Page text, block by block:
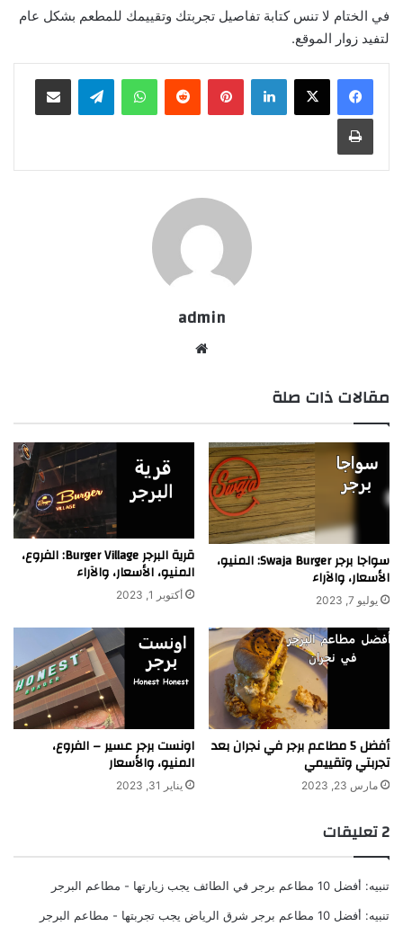
في الختام لا تنس كتابة تفاصيل تجربتك وتقييمك للمطعم بشكل عام
لتفيد زوار الموقع.
لينكدإن بينتيريست واتساب تيلقرام مشاركة عبر البريد
طباعة
admin
مقالات ذات صلة
سواجا برجر Swaja Burger: المنيو،
الأسعار، والآراء
يوليو 7, 2023
قرية البرجر Burger Village: الفروع،
المنيو، الأسعار، والآراء
أكتوبر 1, 2023
أفضل 5 مطاعم برجر في نجران بعد
تجربتي وتقييمي
مارس 23, 2023
اونست برجر عسير – الفروع،
المنيو، والأسعار
يناير 31, 2023
‫2 تعليقات
تنبيه: أفضل 10 مطاعم برجر في الطائف يجب زيارتها - مطاعم البرجر
تنبيه: أفضل 10 مطاعم برجر شرق الرياض يجب تجربتها - مطاعم البرجر